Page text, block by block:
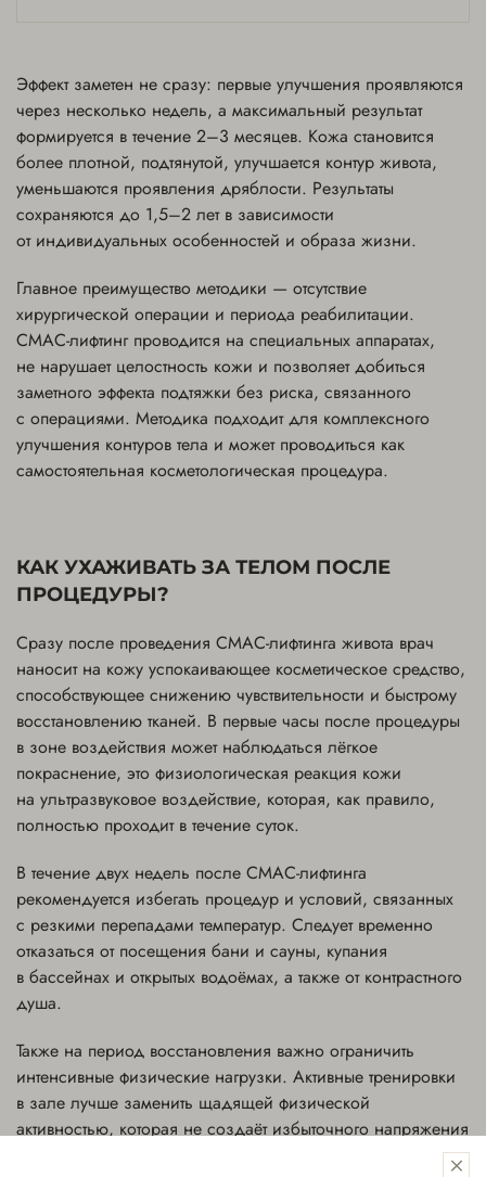
Эффект заметен не сразу: первые улучшения проявляются
через несколько недель, а максимальный результат
формируется в течение 2–3 месяцев. Кожа становится
более плотной, подтянутой, улучшается контур живота,
уменьшаются проявления дряблости. Результаты
сохраняются до 1,5–2 лет в зависимости
от индивидуальных особенностей и образа жизни.
Главное преимущество методики — отсутствие
хирургической операции и периода реабилитации.
СМАС-лифтинг проводится на специальных аппаратах,
не нарушает целостность кожи и позволяет добиться
заметного эффекта подтяжки без риска, связанного
с операциями. Методика подходит для комплексного
улучшения контуров тела и может проводиться как
самостоятельная косметологическая процедура.
КАК УХАЖИВАТЬ ЗА ТЕЛОМ ПОСЛЕ
ПРОЦЕДУРЫ?
Сразу после проведения СМАС-лифтинга живота врач
наносит на кожу успокаивающее косметическое средство,
способствующее снижению чувствительности и быстрому
восстановлению тканей. В первые часы после процедуры
в зоне воздействия может наблюдаться лёгкое
покраснение, это физиологическая реакция кожи
на ультразвуковое воздействие, которая, как правило,
полностью проходит в течение суток.
В течение двух недель после СМАС-лифтинга
рекомендуется избегать процедур и условий, связанных
с резкими перепадами температур. Следует временно
отказаться от посещения бани и сауны, купания
в бассейнах и открытых водоёмах, а также от контрастного
душа.
Также на период восстановления важно ограничить
интенсивные физические нагрузки. Активные тренировки
в зале лучше заменить щадящей физической
активностью, которая не создаёт избыточного напряжения
в области живота и способствует мягкому восстановлению